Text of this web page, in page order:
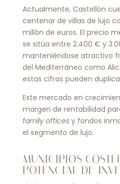
Actualmente, Castellón
centenar de villas de lujo
millón de euros. El precio
se sitúa entre 2.400 € y
manteniéndose atractivo
del Mediterráneo como
estas cifras pueden
Este mercado en
margen de rentabilidad
family officesy fondos
el segmento de lujo.
MUNICIPIOS
POTENCIAL DE